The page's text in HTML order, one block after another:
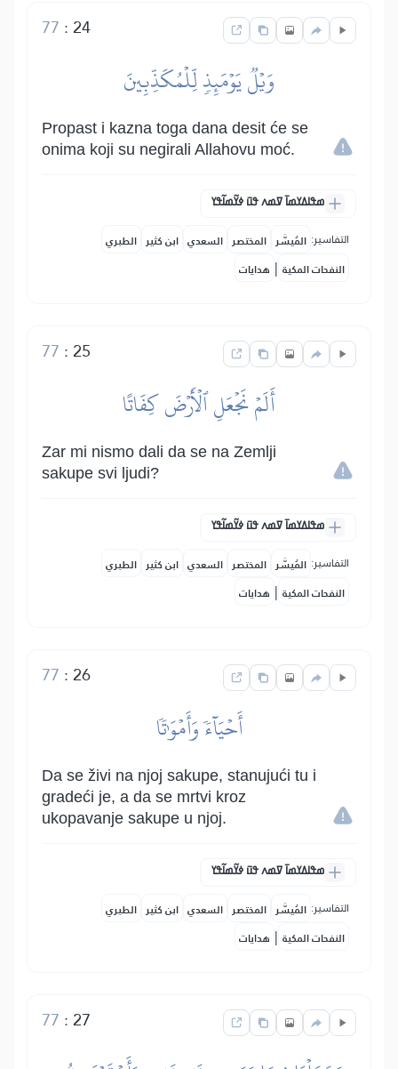
24
:
77
وَيۡلٞ يَوۡمَئِذٖ لِّلۡمُكَذِّبِينَ
Propast i kazna toga dana desit će se
onima koji su negirali Allahovu moć.
ߘߟߊߡߌߘߊ߫ ߜߘߍ ߟߎ߫ ߦߌ߬ߘߊ߬ߟߌ
التفاسير: المُيسَّر المختصر السعدي ابن كثير الطبري
النفحات المكية | هدايات
25
:
77
أَلَمۡ نَجۡعَلِ ٱلۡأَرۡضَ كِفَاتًا
Zar mi nismo dali da se na Zemlji
sakupe svi ljudi?
ߘߟߊߡߌߘߊ߫ ߜߘߍ ߟߎ߫ ߦߌ߬ߘߊ߬ߟߌ
التفاسير: المُيسَّر المختصر السعدي ابن كثير الطبري
النفحات المكية | هدايات
26
:
77
أَحۡيَآءٗ وَأَمۡوَٰتٗا
Da se živi na njoj sakupe, stanujući tu i
gradeći je, a da se mrtvi kroz
ukopavanje sakupe u njoj.
ߘߟߊߡߌߘߊ߫ ߜߘߍ ߟߎ߫ ߦߌ߬ߘߊ߬ߟߌ
التفاسير: المُيسَّر المختصر السعدي ابن كثير الطبري
النفحات المكية | هدايات
27
:
77